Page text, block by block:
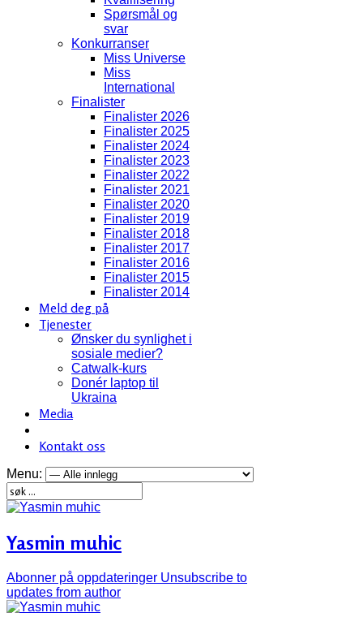
Spørsmål og
svar
Konkurranser
Miss Universe
Miss
International
Finalister
Finalister 2026
Finalister 2025
Finalister 2024
Finalister 2023
Finalister 2022
Finalister 2021
Finalister 2020
Finalister 2019
Finalister 2018
Finalister 2017
Finalister 2016
Finalister 2015
Finalister 2014
Meld deg på
Tjenester
Ønsker du synlighet i
sosiale medier?
Catwalk-kurs
Donér laptop til
Ukraina
Media
Kontakt oss
Menu:
Yasmin muhic
Abonner på oppdateringer Unsubscribe to
updates from author